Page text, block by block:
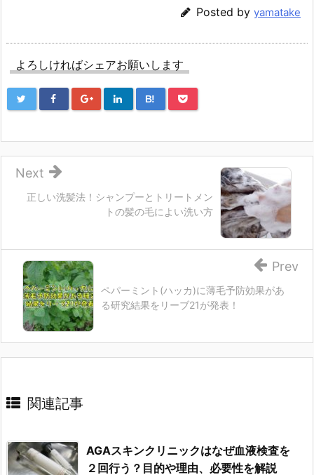
Posted by yamatake
よろしければシェアお願いします
B!
正しい洗髪法！シャンプーとトリートメン
トの髪の毛によい洗い方
Next
ペパーミント(ハッカ)に薄毛予防効果があ
る研究結果をリーブ21が発表！
Prev
関連記事
AGAスキンクリニックはなぜ血液検査を
２回行う？目的や理由、必要性を解説